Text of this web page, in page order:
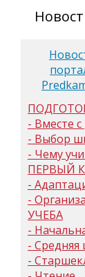
- Вместе
- Выбор
- Чему
ПЕРВЫЙ
-
-
УЧЕБА
-
- Средняя
-